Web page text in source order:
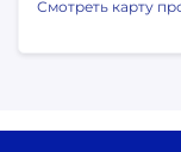
Смотреть карту